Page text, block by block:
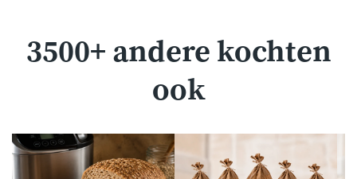
3500+ andere kochten
ook